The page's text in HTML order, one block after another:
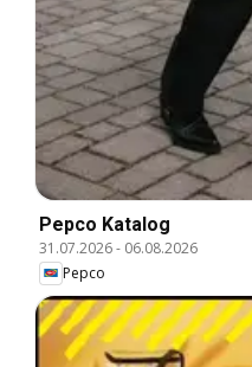
Pepco Katalog
31.07.2026- 06.08.2026
Pepco